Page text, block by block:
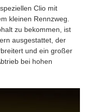
Clio mit
kleinen Rennzweg.
zu bekommen, ist
ausgestattet, der
und ein großer
bei hohen